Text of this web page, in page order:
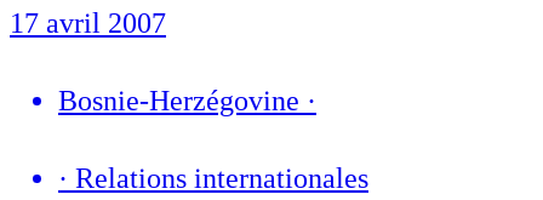
17 avril 2007
Bosnie-Herzégovine ·
· Relations internationales